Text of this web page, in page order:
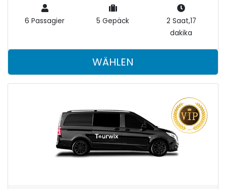
6 Passagier 5 Gepäck
2 Saat,17
dakika
WÄHLEN